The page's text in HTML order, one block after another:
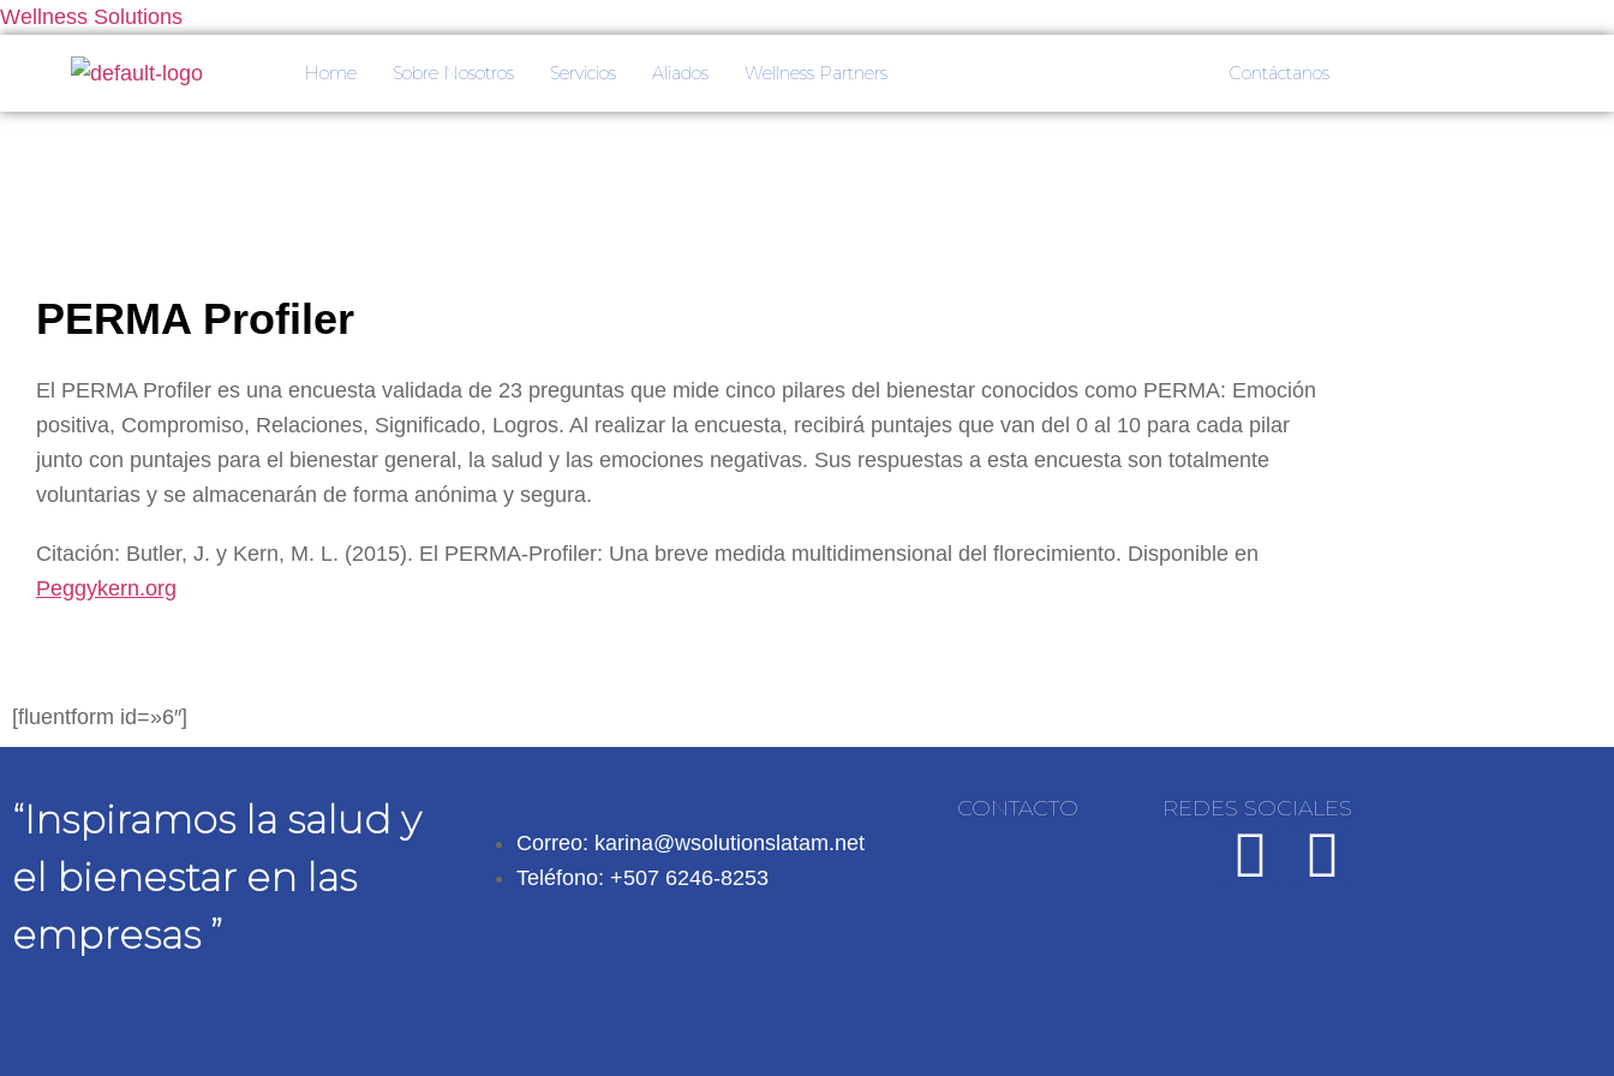
Wellness Solutions
Home Sobre Nosotros Servicios Aliados Wellness Partners Contáctanos
PERMA Profiler
El PERMA Profiler es una encuesta validada de 23 preguntas que mide cinco pilares del bienestar conocidos como PERMA: Emoción
positiva, Compromiso, Relaciones, Significado, Logros. Al realizar la encuesta, recibirá puntajes que van del 0 al 10 para cada pilar
junto con puntajes para el bienestar general, la salud y las emociones negativas. Sus respuestas a esta encuesta son totalmente
voluntarias y se almacenarán de forma anónima y segura.
Citación: Butler, J. y Kern, M. L. (2015). El PERMA-Profiler: Una breve medida multidimensional del florecimiento. Disponible en
Peggykern.org
[fluentform id=»6″]
“Inspiramos la salud y
el bienestar en las
empresas ”
CONTACTO
Correo: karina@wsolutionslatam.net
Teléfono: +507 6246-8253
REDES SOCIALES